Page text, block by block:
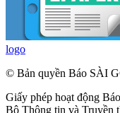
logo
© Bản quyền Báo SÀI
Giấy phép hoạt động
Bộ Thông tin và Truyền